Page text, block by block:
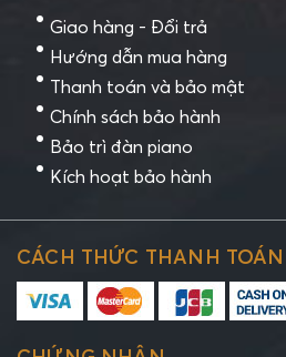
Giao hàng - Đổi trả
Hướng dẫn mua hàng
Thanh toán và bảo mật
Chính sách bảo hành
Bảo trì đàn piano
Kích hoạt bảo hành
CÁCH THỨC THANH TOÁN